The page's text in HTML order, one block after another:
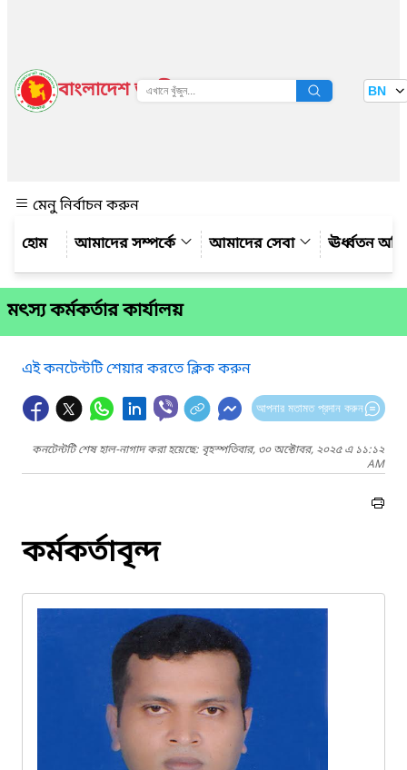
বাংলাদেশ জাতীয় তথ্য বাতায়ন BN
মেনু নির্বাচন করুন
আমাদের সম্পর্কে
আমাদের সেবা ঊর্ধ্বতন
মৎস্য কর্মকর্তার কার্যালয়
এই কনটেন্টটি শেয়ার করতে ক্লিক করুন
আপনার মতামত প্রদান করুন
কনটেন্টটি শেষ হাল-নাগাদ করা হয়েছে: বৃহস্পতিবার, ৩০ অক্টোবর, ২০২৫ এ ১১:১২
AM
কর্মকর্তাবৃন্দ